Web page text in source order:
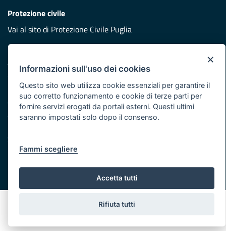
Protezione civile
Vai al sito di Protezione Civile Puglia
Iniziativa finanziata con risorse del POR Puglia 2014/2020 -
Asse XI
Note legali
Cookie e privacy
Atti di notifica
Servizi Intranet
© Regione Puglia
×
Informazioni sull'uso dei cookies
Questo sito web utilizza cookie essenziali per garantire il
suo corretto funzionamento e cookie di terze parti per
fornire servizi erogati da portali esterni. Questi ultimi
saranno impostati solo dopo il consenso.
Fammi scegliere
Accetta tutti
Rifiuta tutti